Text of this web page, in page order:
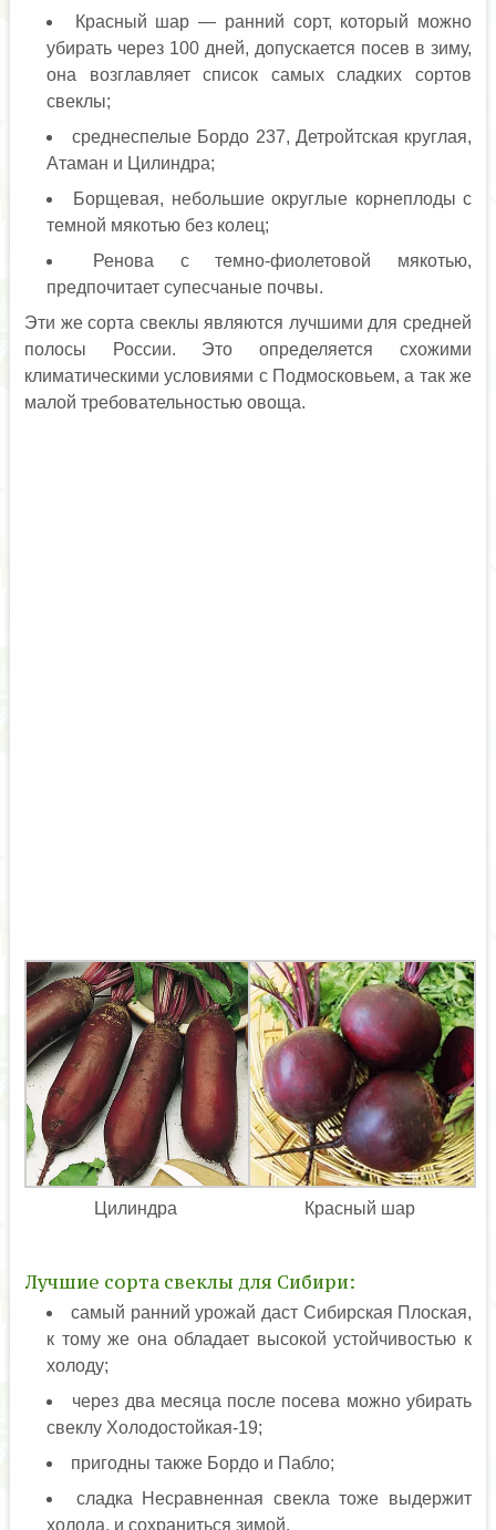
Красный шар — ранний сорт, который можно
убирать через 100 дней, допускается посев в зиму,
она возглавляет список самых сладких сортов
свеклы;
среднеспелые Бордо 237, Детройтская круглая,
Атаман и Цилиндра;
Борщевая, небольшие округлые корнеплоды с
темной мякотью без колец;
Ренова с темно-фиолетовой мякотью,
предпочитает супесчаные почвы.
Эти же сорта свеклы являются лучшими для средней
полосы России. Это определяется схожими
климатическими условиями с Подмосковьем, а так же
малой требовательностью овоща.
Цилиндра Красный шар
Лучшие сорта свеклы для Сибири:
самый ранний урожай даст Сибирская Плоская,
к тому же она обладает высокой устойчивостью к
холоду;
через два месяца после посева можно убирать
свеклу Холодостойкая-19;
пригодны также Бордо и Пабло;
сладка Несравненная свекла тоже выдержит
холода, и сохраниться зимой.